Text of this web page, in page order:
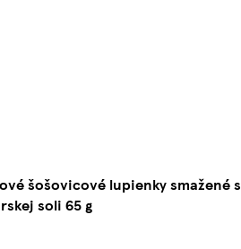
šošovicové lupienky smažené s
soli 65 g